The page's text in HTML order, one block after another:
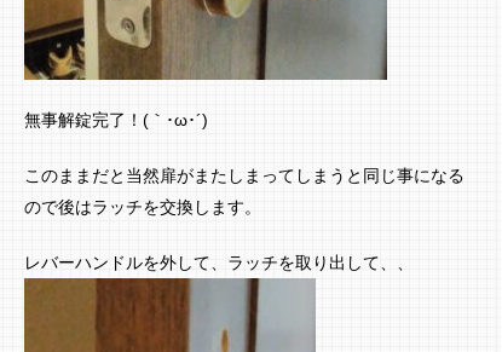
無事解錠完了！(｀･ω･´)ゞ
このままだと当然扉がまたしまってしまうと同じ事になる
ので後はラッチを交換します。
レバーハンドルを外して、ラッチを取り出して、、